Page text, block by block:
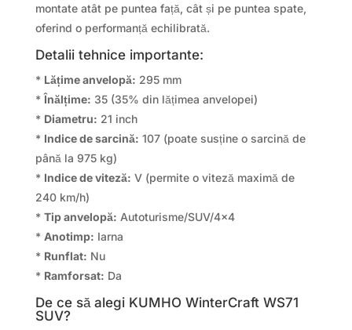
montate atât pe puntea față, cât și pe puntea spate,
oferind o performanță echilibrată.
Detalii tehnice importante:
* Lățime anvelopă: 295 mm
*Înălțime: 35 (35% din lățimea anvelopei)
* Diametru: 21 inch
* Indice de sarcină: 107 (poate susține o sarcină de
până la 975 kg)
* Indice de viteză: V (permite o viteză maximă de
240 km/h)
* Tip anvelopă: Autoturisme/SUV/4×4
* Anotimp: Iarna
* Runflat: Nu
* Ramforsat: Da
De ce să alegi KUMHO WinterCraft WS71
SUV?